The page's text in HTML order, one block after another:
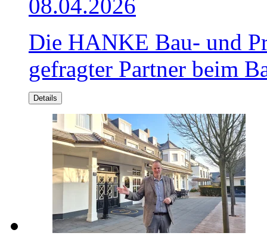
08.04.2026
Die HANKE Bau- und
gefragter Partner beim
Details